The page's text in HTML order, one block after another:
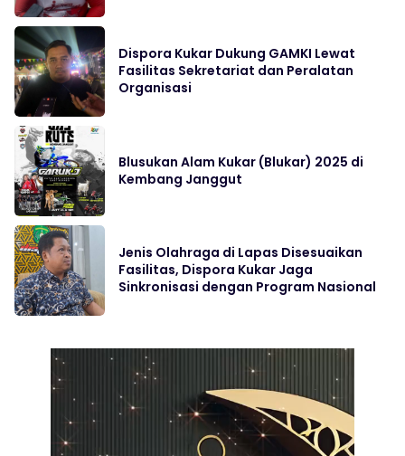
Dispora Kukar Dukung GAMKI Lewat
Fasilitas Sekretariat dan Peralatan
Organisasi
Blusukan Alam Kukar (Blukar) 2025 di
Kembang Janggut
Jenis Olahraga di Lapas Disesuaikan
Fasilitas, Dispora Kukar Jaga
Sinkronisasi dengan Program Nasional